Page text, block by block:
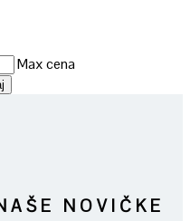
Max cena
NOVIČKE